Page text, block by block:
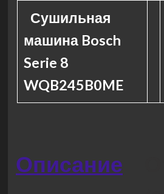
Сушильная
машина Bosch
Serie 8
WQB245B0ME
Описание